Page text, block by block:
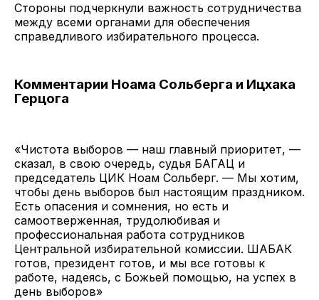
Стороны подчеркнули важность сотрудничества
между всеми органами для обеспечения
справедливого избирательного процесса.
Комментарии Ноама Сольберга и Ицхака
Герцога
«Чистота выборов — наш главный приоритет, —
сказал, в свою очередь, судья БАГАЦ и
председатель ЦИК Ноам Сольберг. — Мы хотим,
чтобы день выборов был настоящим праздником.
Есть опасения и сомнения, но есть и
самоотверженная, трудолюбивая и
профессиональная работа сотрудников
Центральной избирательной комиссии. ШАБАК
готов, президент готов, и мы все готовы к
работе, надеясь, с Божьей помощью, на успех в
день выборов»